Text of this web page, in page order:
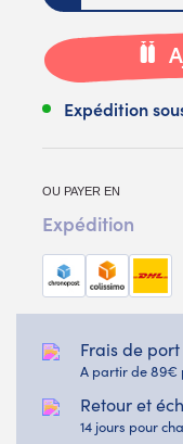
Expédition
OU PAYER EN
Expédition
Frais de
A partir de 89€
Retour et
14 jours pour